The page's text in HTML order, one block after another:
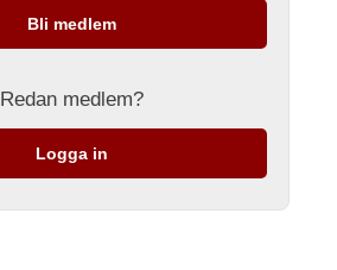
Bli medlem
Redan medlem?
Logga in